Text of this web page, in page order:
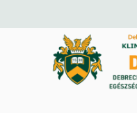
Debreceni
a